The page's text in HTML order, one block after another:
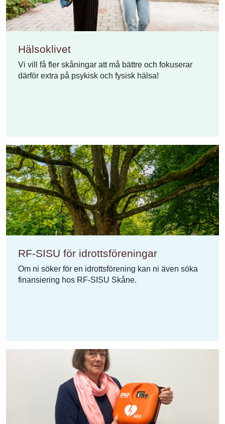
Hälsoklivet
Vi vill få fler skåningar att må bättre och fokuserar
därför extra på psykisk och fysisk hälsa!
RF-SISU för idrottsföreningar
Om ni söker för en idrottsförening kan ni även söka
finansiering hos RF-SISU Skåne.